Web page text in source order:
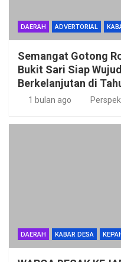
DAERAH ADVERTORIAL
Semangat Gotong
Bukit Sari Siap
Berkelanjutan di
1 bulan ago
DAERAH KABAR DESA